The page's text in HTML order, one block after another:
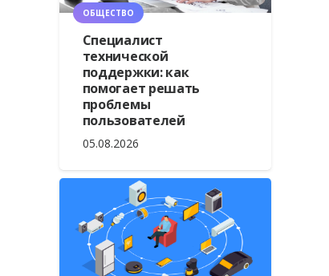
ОБЩЕСТВО
Специалист
технической
поддержки: как
помогает решать
проблемы
пользователей
05.08.2026